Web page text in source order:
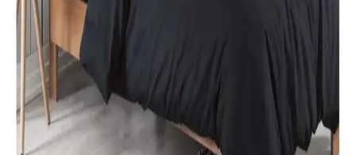
Karaca Home Nevresim Takımları Karşılaştırması:
Malzeme, Tasarım ve Kullanıcı Yorumları
İki farklı Karaca Home nevresim takımı detaylı karşılaştırmasıyla
malzeme, tasarım ve kullanıcı yorumlarını keşfedin. Konfor ve
estetik açısından önemli bilgiler içerir.
Özdilek Tek Kişilik Nevresim Takımları: Konfor ve
Şıklık Sunan Seçenekler